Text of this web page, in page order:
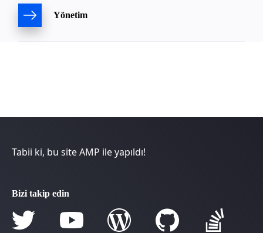
Yönetim
Tabii ki, bu site AMP ile yapıldı!
Bizi takip edin